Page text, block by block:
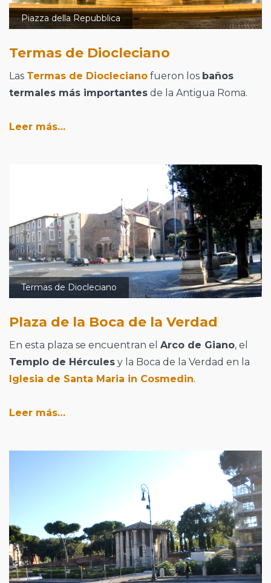
Piazza della Repubblica
Termas de Diocleciano
Las Termas de Diocleciano fueron los baños
termales más importantes de la Antigua Roma.
Leer más…
Termas de Diocleciano
Plaza de la Boca de la Verdad
En esta plaza se encuentran el Arco de Giano, el
Templo de Hércules y la Boca de la Verdad en la
Iglesia de Santa Maria in Cosmedin.
Leer más…